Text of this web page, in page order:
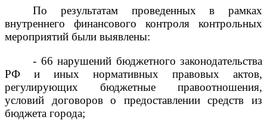
По результатам проведенных в рамках
внутреннего финансового контроля контрольных
мероприятий были выявлены:
- 66 нарушений бюджетного законодательства
РФ и иных нормативных правовых актов,
регулирующих бюджетные правоотношения,
условий договоров о предоставлении средств из
бюджета города;